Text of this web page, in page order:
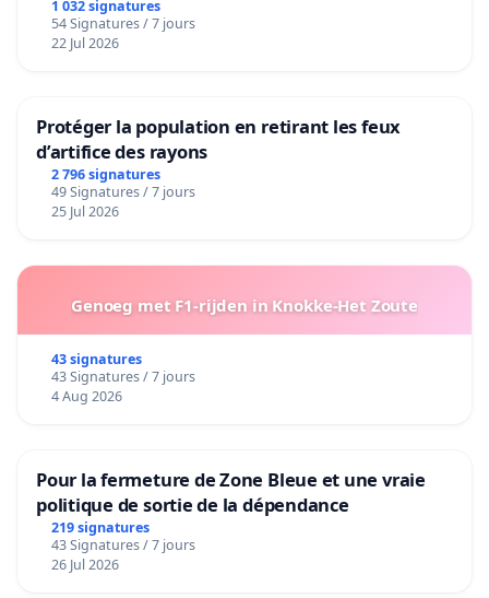
1 032 signatures
54 Signatures / 7 jours
22 Jul 2026
Protéger la population en retirant les feux
d’artifice des rayons
2 796 signatures
49 Signatures / 7 jours
25 Jul 2026
Genoeg met F1-rijden in Knokke-Het Zoute
43 signatures
43 Signatures / 7 jours
4 Aug 2026
Pour la fermeture de Zone Bleue et une vraie
politique de sortie de la dépendance
219 signatures
43 Signatures / 7 jours
26 Jul 2026